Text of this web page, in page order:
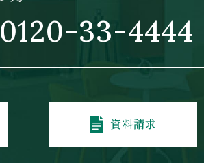
0120-33-4444
資料請求